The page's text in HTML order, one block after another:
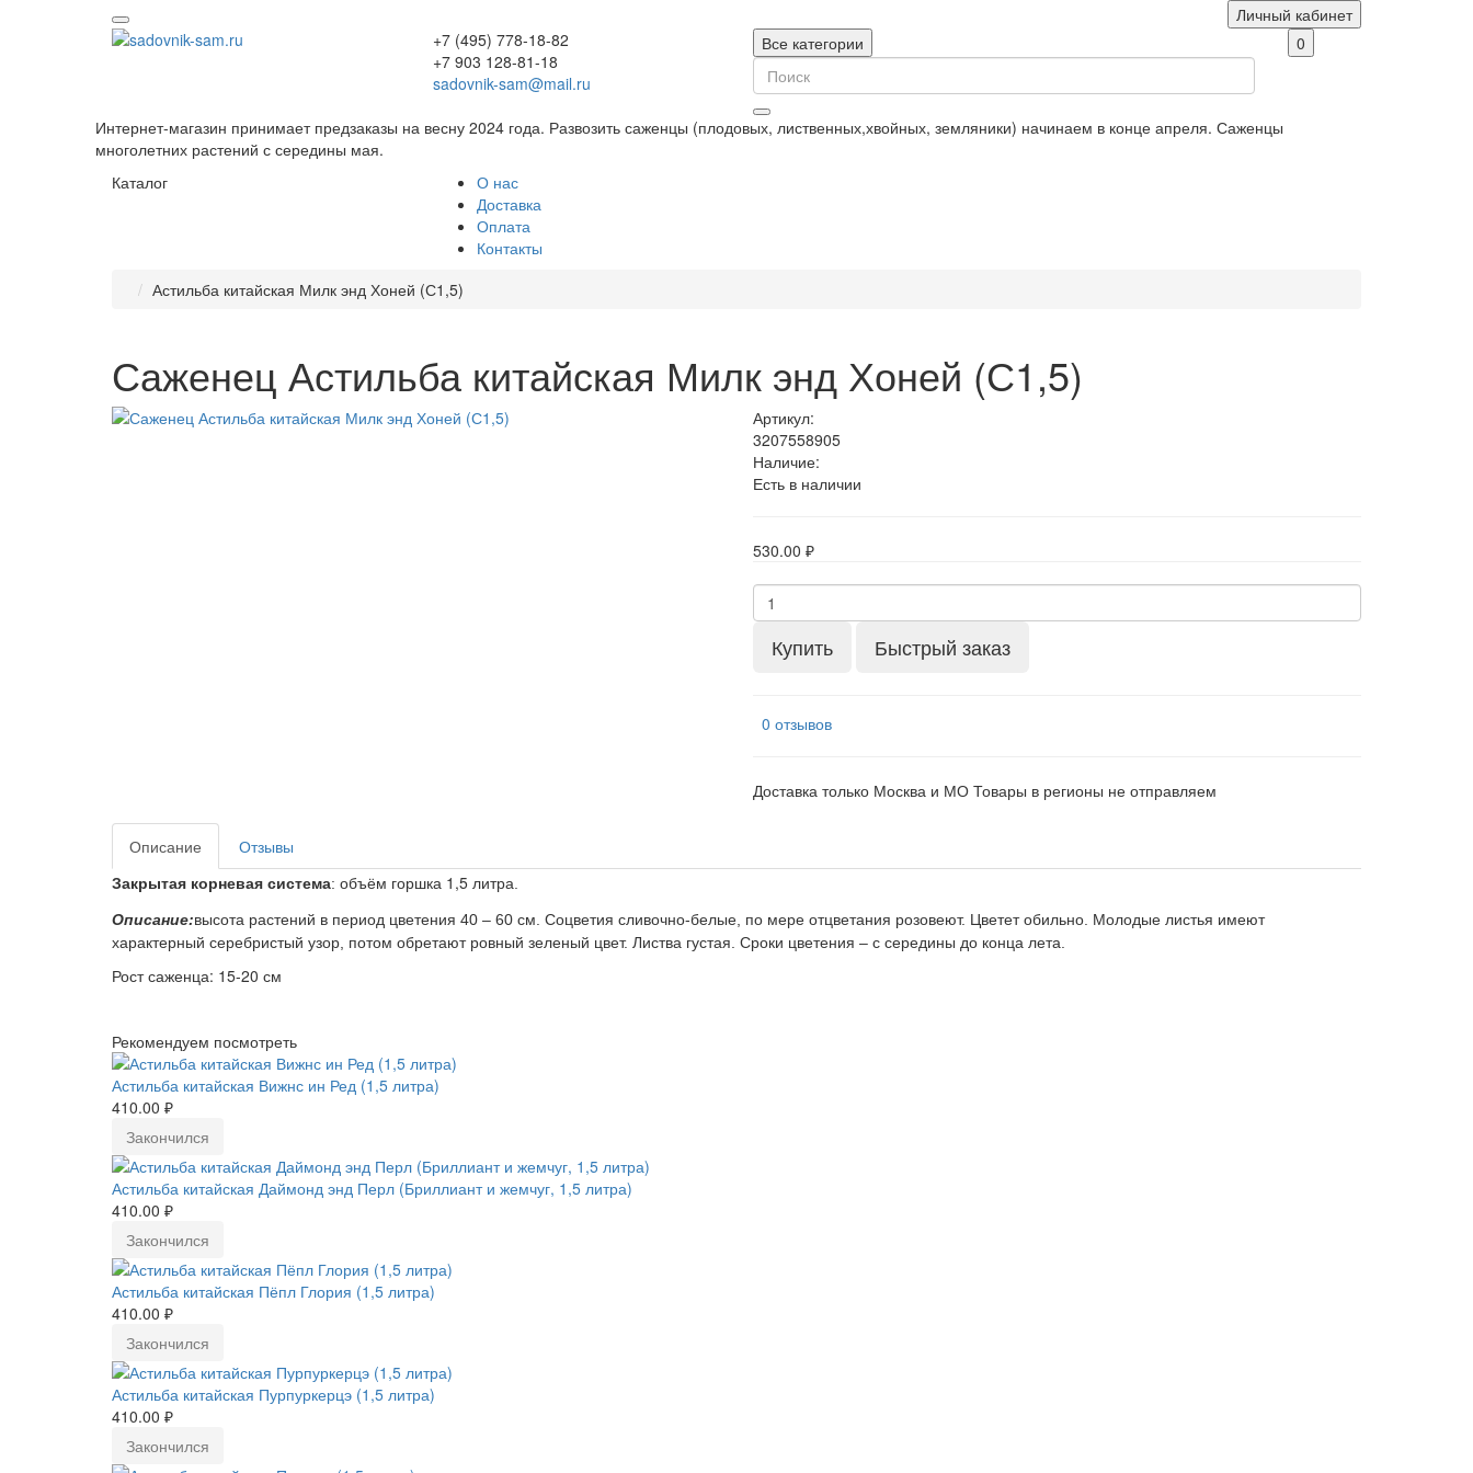
Личный кабинет
+7 (495) 778-18-82
+7 903 128-81-18
sadovnik-sam@mail.ru
0
Все категории
Интернет-магазин принимает предзаказы на весну 2024 года. Развозить саженцы (плодовых, лиственных,хвойных, земляники) начинаем в конце апреля. Саженцы
многолетних растений с середины мая.
Каталог
О нас
Доставка
Оплата
Контакты
Астильба китайская Милк энд Хоней (С1,5)
Саженец Астильба китайская Милк энд Хоней (С1,5)
Артикул:
3207558905
Наличие:
Есть в наличии
530.00 ₽
Купить Быстрый заказ
0 отзывов
Доставка только Москва и МО Товары в регионы не отправляем
Описание Отзывы
Закрытая корневая система: объём горшка 1,5 литра
Описание:высота растений в период цветения 40 – 60 см. Соцветия сливочно-белые, по мере отцветания розовеют. Цветет обильно. Молодые листья имеют
характерный серебристый узор, потом обретают ровный зеленый цвет. Листва густая. Сроки цветения – с середины до конца лета.
Рост саженца: 15-20 см
Рекомендуем посмотреть
Астильба китайская Вижнс ин Ред (1,5 литра)
410.00 ₽
Закончился
Астильба китайская Даймонд энд Перл (Бриллиант и жемчуг, 1,5 литра)
410.00 ₽
Закончился
Астильба китайская Пёпл Глория (1,5 литра)
410.00 ₽
Закончился
Астильба китайская Пурпуркерцэ (1,5 литра)
410.00 ₽
Закончился